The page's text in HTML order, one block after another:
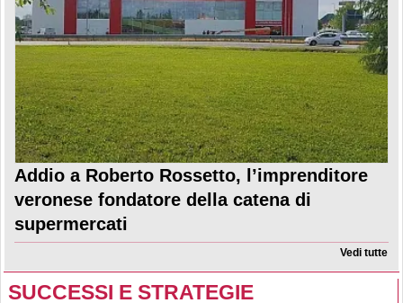
Addio a Roberto Rossetto, l’imprenditore
veronese fondatore della catena di
supermercati
Vedi tutte
SUCCESSI E STRATEGIE